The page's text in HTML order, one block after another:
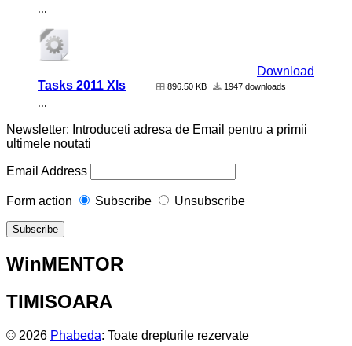
...
Download
Tasks 2011 Xls
896.50 KB 1947 downloads
...
Newsletter: Introduceti adresa de Email pentru a primii
ultimele noutati
Email Address
Form action Subscribe Unsubscribe
WinMENTOR
TIMISOARA
© 2026 Phabeda: Toate drepturile rezervate